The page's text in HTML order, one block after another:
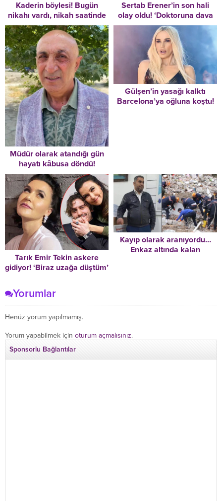
Kaderin böylesi! Bugün
nikahı vardı, nikah saatinde
cenaze namazı kılındı
Sertab Erener’in son hali
olay oldu! ‘Doktoruna dava
açmalı’
Müdür olarak atandığı gün
hayatı kâbusa döndü!
Meslek hayatını
noktalamaya karar verdi
Gülşen’in yasağı kalktı
Barcelona’ya oğluna koştu!
Tarık Emir Tekin askere
gidiyor! ‘Biraz uzağa düştüm’
Kayıp olarak aranıyordu…
Enkaz altında kalan
Yorumlar
Henüz yorum yapılmamış.
Yorum yapabilmek için oturum açmalısınız.
Sponsorlu Bağlantılar